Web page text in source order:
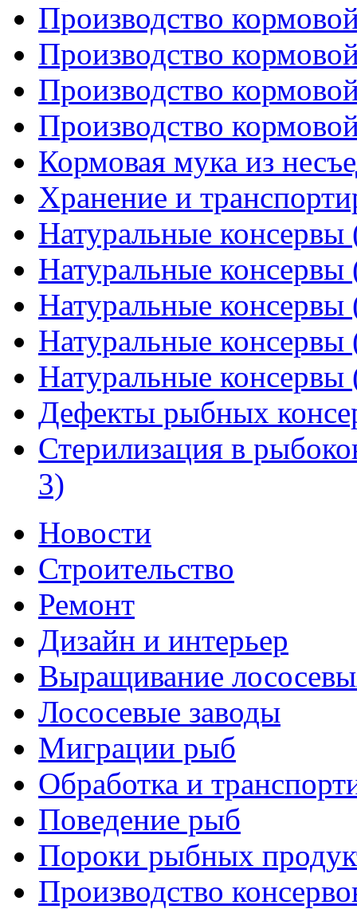
Производство
Производство
Производство
Производство
Кормовая мука из
Хранение и
Натуральные консервы
Натуральные консервы
Натуральные консервы
Натуральные консервы
Натуральные консервы
Дефекты рыбных
Стерилизация в
3)
Новости
Строительство
Ремонт
Дизайн и интерьер
Выращивание
Лососевые заводы
Миграции рыб
Обработка и
Поведение рыб
Пороки рыбных
Производство